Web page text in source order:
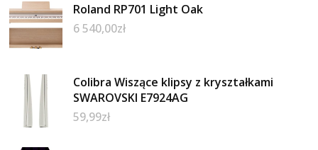
Roland RP701 Light Oak
6 540,00zł
Colibra Wiszące klipsy z kryształkami
SWAROVSKI E7924AG
59,99zł